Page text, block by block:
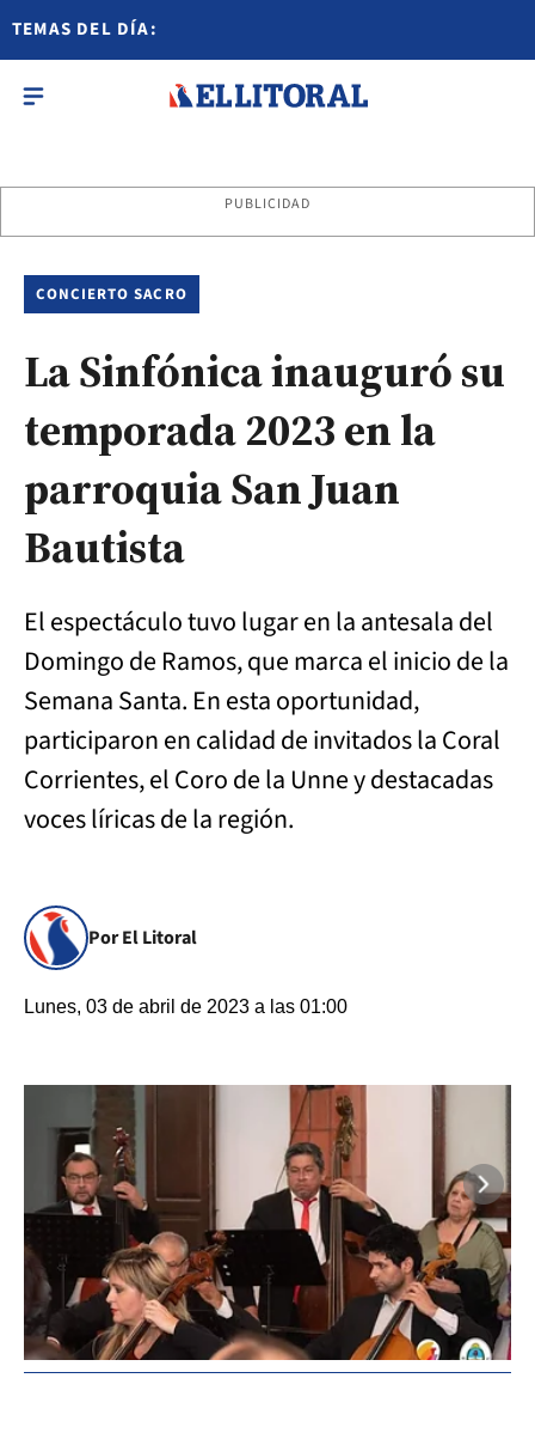
TEMAS DEL DÍA:
PUBLICIDAD
CONCIERTO SACRO
La Sinfónica inauguró su
temporada 2023 en la
parroquia San Juan
Bautista
El espectáculo tuvo lugar en la antesala del
Domingo de Ramos, que marca el inicio de la
Semana Santa. En esta oportunidad,
participaron en calidad de invitados la Coral
Corrientes, el Coro de la Unne y destacadas
voces líricas de la región.
Por El Litoral
Lunes, 03 de abril de 2023 a las 01:00